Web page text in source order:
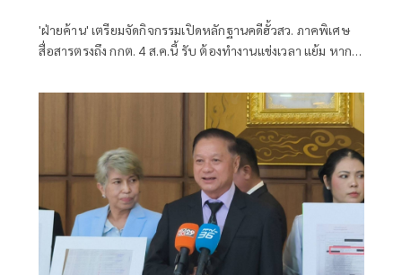
'ฝ่ายค้าน' เตรียมจัดกิจกรรมเปิดหลักฐานคดีฮั้วสว. ภาคพิเศษ
สื่อสารตรงถึง กกต. 4 ส.ค.นี้ รับ ต้องทำงานแข่งเวลา แย้ม หาก
การปฏิบัติหน้าที่หรือไม่